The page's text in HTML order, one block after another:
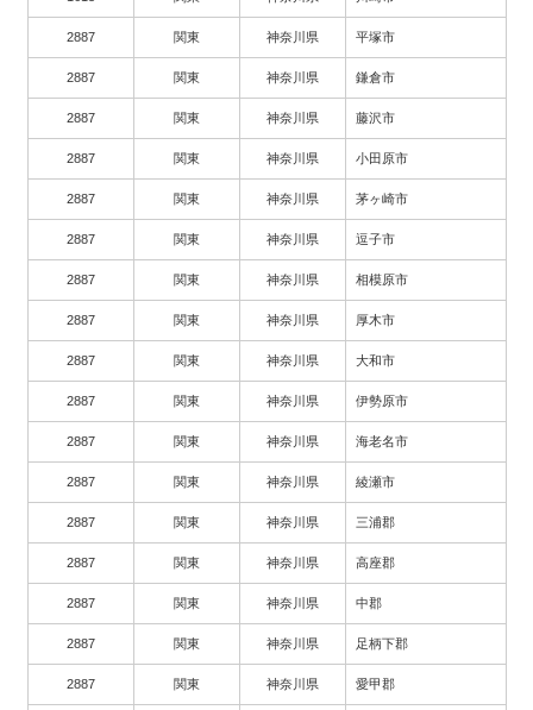
2887 関東 神奈川県 平塚市
2887 関東 神奈川県 鎌倉市
2887 関東 神奈川県 藤沢市
2887 関東 神奈川県 小田原市
2887 関東 神奈川県 茅ヶ崎市
2887 関東 神奈川県 逗子市
2887 関東 神奈川県 相模原市
2887 関東 神奈川県 厚木市
2887 関東 神奈川県 大和市
2887 関東 神奈川県 伊勢原市
2887 関東 神奈川県 海老名市
2887 関東 神奈川県 綾瀬市
2887 関東 神奈川県 三浦郡
2887 関東 神奈川県 高座郡
2887 関東 神奈川県 中郡
2887 関東 神奈川県 足柄下郡
2887 関東 神奈川県 愛甲郡